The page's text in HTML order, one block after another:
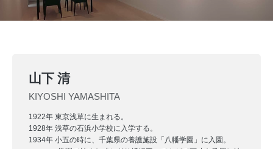
2024
山下 清
KIYOSHI YAMASHITA
1922年 東京浅草に生まれる。
1928年 浅草の石浜小学校に入学する。
1934年 小五の時に、千葉県の養護施設「八幡学園」に入園。